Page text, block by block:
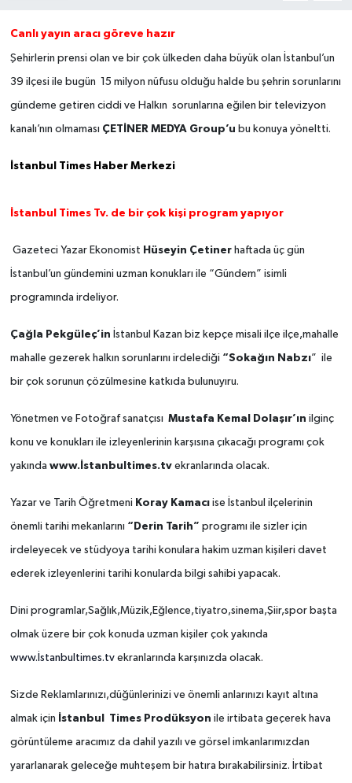
Canlı yayın aracı göreve hazır
Şehirlerin prensi olan ve bir çok ülkeden daha büyük olan İstanbul’un
39 ilçesi ile bugün 15 milyon nüfusu olduğu halde bu şehrin sorunlarını
gündeme getiren ciddi ve Halkın sorunlarına eğilen bir televizyon
kanalı’nın olmaması ÇETİNER MEDYA Group’u bu konuya yöneltti.
İstanbul Times Haber Merkezi
İstanbul Times Tv. de bir çok kişi program yapıyor
Gazeteci Yazar Ekonomist Hüseyin Çetinerhaftada üç gün
İstanbul’un gündemini uzman konukları ile “Gündem” isimli
programında irdeliyor.
Çağla Pekgüleç’in İstanbul Kazan biz kepçe misali ilçe ilçe,mahalle
mahalle gezerek halkın sorunlarını irdelediği “Sokağın Nabzı” ile
bir çok sorunun çözülmesine katkıda bulunuyıru.
Yönetmen ve Fotoğraf sanatçısı Mustafa Kemal Dolaşır’ın ilginç
konu ve konukları ile izleyenlerinin karşısına çıkacağı programı çok
yakında www.İstanbultimes.tvekranlarında olacak.
Yazar ve Tarih Öğretmeni Koray Kamacıise İstanbul ilçelerinin
önemli tarihi mekanlarını “Derin Tarih” programı ile sizler için
irdeleyecek ve stüdyoya tarihi konulara hakim uzman kişileri davet
ederek izleyenlerini tarihi konularda bilgi sahibi yapacak.
Dini programlar,Sağlık,Müzik,Eğlence,tiyatro,sinema,Şiir,spor başta
olmak üzere bir çok konuda uzman kişiler çok yakında
www.İstanbultimes.tvekranlarında karşınızda olacak.
Sizde Reklamlarınızı,düğünlerinizi ve önemli anlarınızı kayıt altına
almak için İstanbul Times Prodüksyon ile irtibata geçerek hava
görüntüleme aracımız da dahil yazılı ve görsel imkanlarımızdan
yararlanarak geleceğe muhteşem bir hatıra bırakabilirsiniz. İrtibat